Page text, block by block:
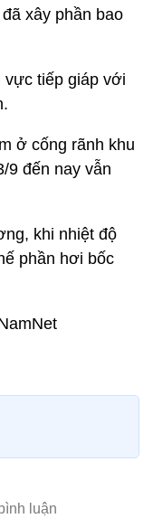
xây phần bao
vực tiếp giáp với
ở cống rãnh khu
9 đến nay vẫn
khi nhiệt độ
phần hơi bốc